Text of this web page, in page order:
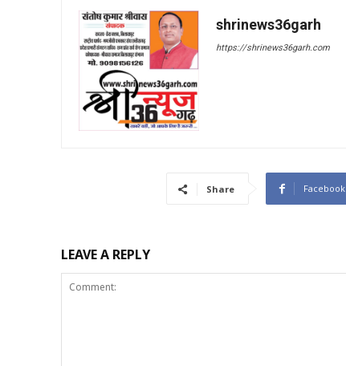
shrinews36garh
https://shrinews36garh.com
Share Facebook
LEAVE A REPLY